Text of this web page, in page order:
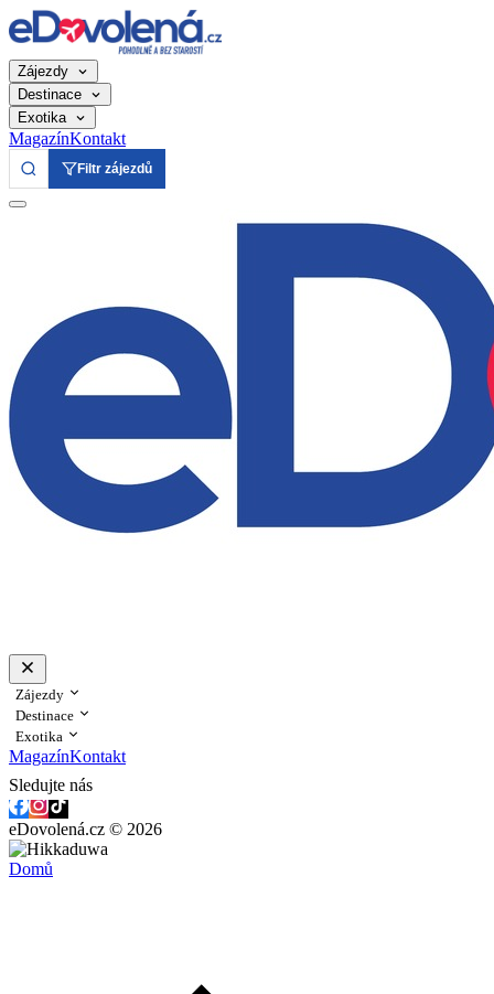
Zájezdy
Destinace
Exotika
MagazínKontakt
Filtr zájezdů
Zájezdy
Destinace
Exotika
MagazínKontakt
Sledujte nás
eDovolená.cz © 2026
Domů